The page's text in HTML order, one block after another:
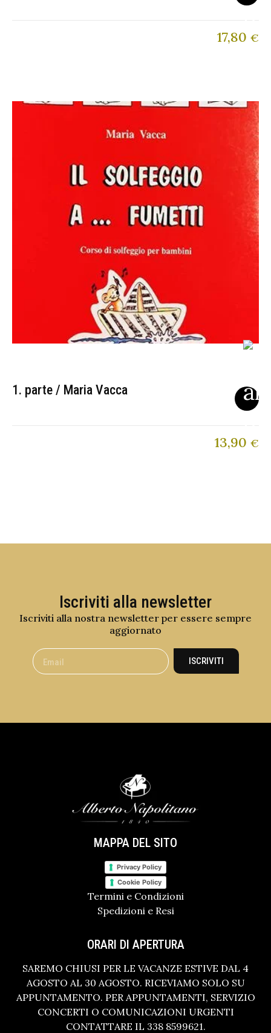
17,80 €
1. parte / Maria Vacca
13,90 €
Iscriviti alla newsletter
Iscriviti alla nostra newsletter per essere sempre
aggiornato
ISCRIVITI
MAPPA DEL SITO
Privacy Policy
Cookie Policy
Termini e Condizioni
Spedizioni e Resi
ORARI DI APERTURA
SAREMO CHIUSI PER LE VACANZE ESTIVE DAL 4
AGOSTO AL 30 AGOSTO. RICEVIAMO SOLO SU
APPUNTAMENTO. PER APPUNTAMENTI, SERVIZIO
CONCERTI O COMUNICAZIONI URGENTI
CONTATTARE IL 338 8599621.